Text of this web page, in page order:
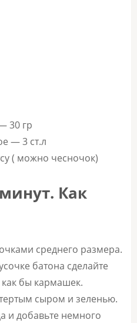
30 гр
— 3 ст.л
( можно чесночок)
Как
среднего размера.
батона сделайте
бы кармашек.
сыром и зеленью.
и добавьте немного